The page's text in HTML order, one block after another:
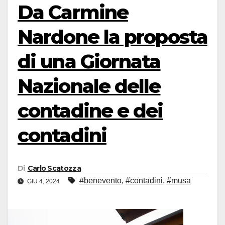
Da Carmine
Nardone la proposta
di una Giornata
Nazionale delle
contadine e dei
contadini
Di Carlo Scatozza
GIU 4, 2024 #benevento, #contadini, #musa